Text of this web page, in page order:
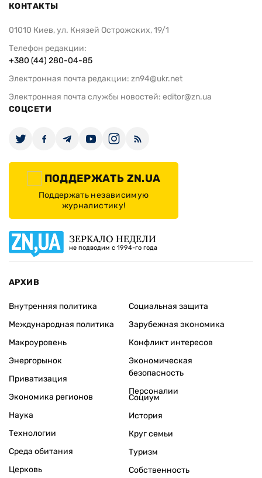
КОНТАКТЫ
01010 Киев, ул. Князей Острожских, 19/1
Телефон редакции:
+380 (44) 280-04-85
Электронная почта редакции: zn94@ukr.net
Электронная почта службы новостей: editor@zn.ua
СОЦСЕТИ
ПОДДЕРЖАТЬ ZN.UA
Поддержать независимую
журналистику!
ЗЕРКАЛО НЕДЕЛИ
не подводим с 1994-го года
АРХИВ
Внутренняя политика
Международная политика
Макроуровень
Энергорынок
Приватизация
Экономика регионов
Социальная защита
Зарубежная экономика
Конфликт интересов
Экономическая
безопасность
Персоналии
Наука
Технологии
Среда обитания
Церковь
Социум
История
Круг семьи
Туризм
Собственность